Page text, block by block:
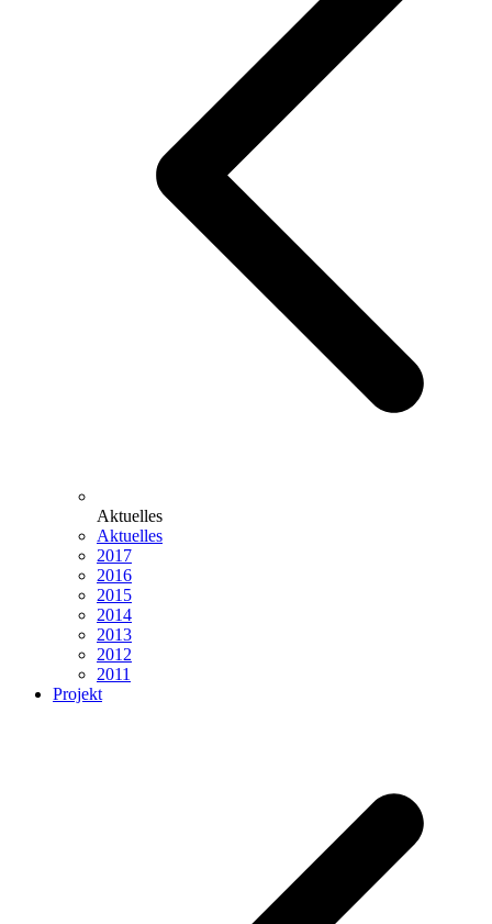
Aktuelles
Aktuelles
2017
2016
2015
2014
2013
2012
2011
Projekt